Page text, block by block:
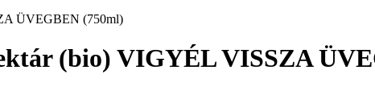
(bio) VIGYÉL VISSZA